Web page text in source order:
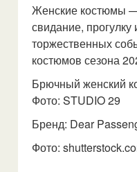
Женские костюмы —
свидание,
торжественных
костюмов сезона
Брючный женский
Фото: STUDIO 29
Бренд: Dear
Фото: